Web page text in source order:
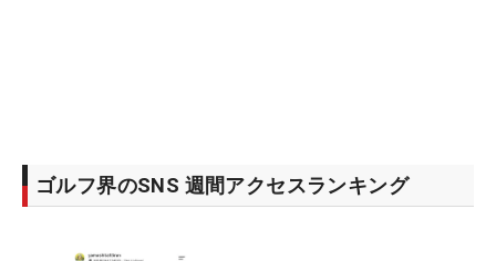
ゴルフ界のSNS 週間アクセスランキング